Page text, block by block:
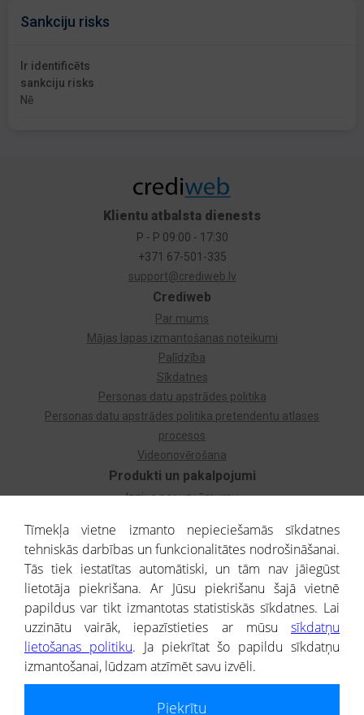
Sankciju risks
Ir identificēts
sankciju risks
Nē
Produkti un pakalpojumi
Izziņa par uzņēmumu
Dzimtas koks
Uzņēmumu atlase
Monitorings
Kredītizziņa par ārvalstu uzņēmumiem
Crediweb
Par mums
Mājas lapas izmantošanas noteikumi
Palīdzība
Sīkdatnes
Personas datu apstrādes politika
Personas datu apstrādes politika pretendentu atlases
procesos
Videonovērošana
Klientu atbalsta dienests
P - P 09:00 - 17:30
+371 67-501-335
support@crediweb.lv
® CREDITREFORM Latvija
SIA
Tīmekļa vietne izmanto nepieciešamās sīkdatnes
tehniskās darbības un funkcionalitātes nodrošināšanai.
Tās tiek iestatītas automātiski, un tām nav jāiegūst
lietotāja piekrišana. Ar Jūsu piekrišanu šajā vietnē
papildus var tikt izmantotas statistiskās sīkdatnes. Lai
uzzinātu vairāk, iepazīstieties ar mūsu sīkdatņu
lietošanas politiku. Ja piekrītat šo papildu sīkdatņu
izmantošanai, lūdzam atzīmēt savu izvēli.
Piekrītu